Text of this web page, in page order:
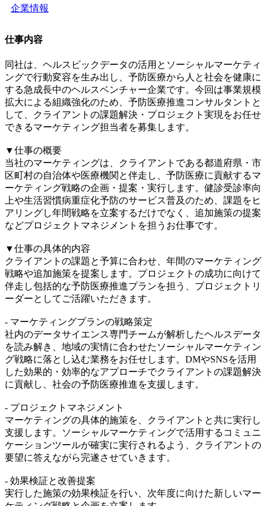
企業情報
仕事内容
同社は、ヘルスビックデータの活用とソーシャルマーケティ
ングで行動変容を生み出し、予防医療から人と社会を健康に
する急成長中のヘルスベンチャー企業です。今回は事業規模
拡大による組織強化のため、予防医療推進コンサルタントと
して、クライアントの課題解決・プロジェクト実現をお任せ
できるマーケティング担当者を募集します。
▼仕事の概要
当社のマーケティングは、クライアントである都道府県・市
区町村の自治体や医療機関と伴走し、予防医療に貢献するマ
ーケティング戦略の企画・提案・実行します。健診受診率向
上や生活習慣病重症化予防のサービス普及のため、課題をヒ
アリングし年間戦略を立案するだけでなく、追加施策の提案
などプロジェクトマネジメントを担うお仕事です。
▼仕事の具体的内容
クライアントの課題と予算に合わせ、年間のマーケティング
戦略や追加施策を提案します。プロジェクトの成功に向けて
伴走し包括的な予防医療推進プランを担う、プロジェクトリ
ーダーとしてご活躍いただきます。
- マーケティングプランの戦略策定
社内のデータサイエンス専門チームが解析したヘルスデータ
を読み解き、地域の実情に合わせたソーシャルマーケティン
グ戦略に落とし込む業務をお任せします。DMやSNSを活用
した効果的・効率的なアプローチでクライアントの課題解決
に貢献し、社会の予防医療推進を支援します。
- プロジェクトマネジメント
マーケティングの具体的施策を、クライアントと共に実行し
支援します。ソーシャルマーケティングで活用するコミュニ
ケーションツールが確実に実行されるよう、クライアントの
要望に答えながら完遂させていきます。
- 効果検証と改善提案
実行した施策の効果検証を行い、次年度に向けた新しいマー